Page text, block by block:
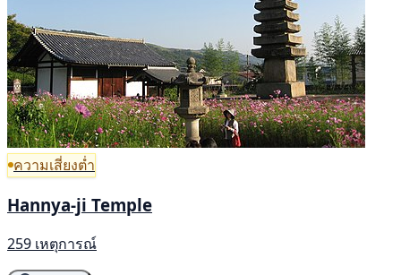
ความเสี่ยงต่ำ
Hannya-ji Temple
259 เหตุการณ์